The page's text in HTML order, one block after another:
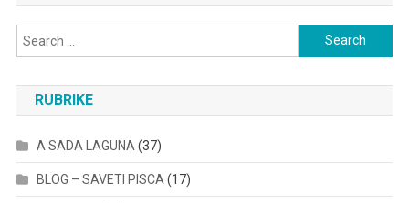
Search
for:
RUBRIKE
A SADA LAGUNA (37)
BLOG – SAVETI PISCA (17)